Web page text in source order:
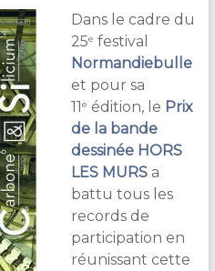
Dans le cadre du
25e festival
Normandiebulle
et pour sa
11e édition, le Prix
de la bande
dessinée HORS
LES MURS a
battu tous les
records de
participation en
réunissant cette